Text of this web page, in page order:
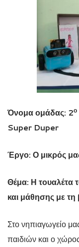
Όνομα ομάδας: 2ο
Super Duper
Έργο: Ο μικρός
Θέμα: Η τουαλέτα
και μάθησης με
Στο νηπιαγωγείο
παιδιών και ο